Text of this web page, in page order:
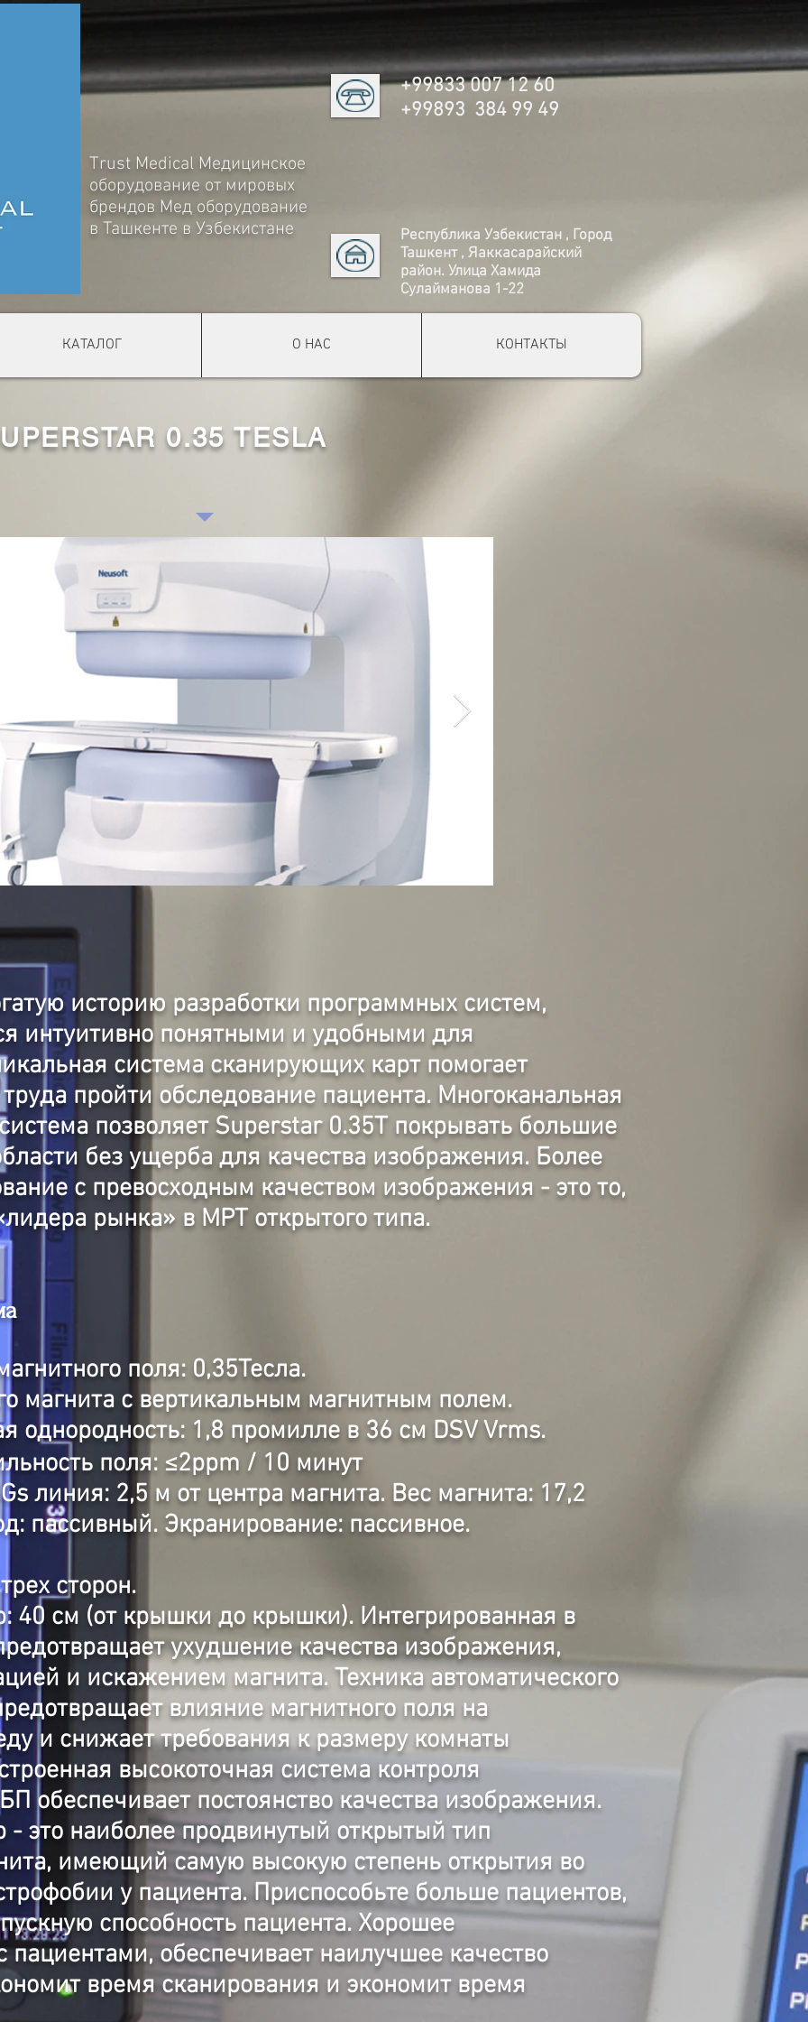
+99833 007 12 60
+99893 384 99 49
Trust Medical Медицинское
оборудование от мировых
брендов Мед оборудование
в Ташкенте в Узбекистане
Республика Узбекистан , Город
Ташкент , Яаккасарайский
район. Улица Хамида
Сулайманова 1-22
КАТАЛОГ О НАС КОНТАКТЫ
0.35 TESLA
историю разработки программных систем,
интуитивно понятными и удобными для
система сканирующих карт помогает
пройти обследование пациента. Многоканальная
позволяет Superstar 0.35T покрывать большие
без ущерба для качества изображения. Более
с превосходным качеством изображения - это то,
рынка» в МРТ открытого типа.
поля: 0,35Тесла.
магнита с вертикальным магнитным полем.
однородность: 1,8 промилле в 36 см DSV Vrms.
поля: ≤2ppm / 10 минут
линия: 2,5 м от центра магнита. Вес магнита: 17,2
пассивный. Экранирование: пассивное.
сторон.
40 см (от крышки до крышки). Интегрированная в
ухудшение качества изображения,
и искажением магнита. Техника автоматического
влияние магнитного поля на
и снижает требования к размеру комнаты
высокоточная система контроля
обеспечивает постоянство качества изображения.
- это наиболее продвинутый открытый тип
имеющий самую высокую степень открытия во
у пациента. Приспособьте больше пациентов,
способность пациента. Хорошее
пациентами, обеспечивает наилучшее качество
время сканирования и экономит время